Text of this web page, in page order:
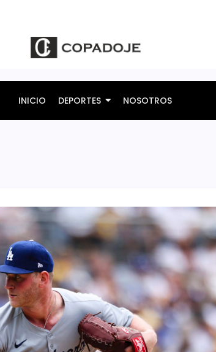
INICIO DEPORTES NOSOTROS